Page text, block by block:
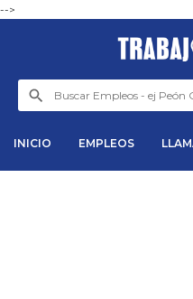
-->
INICIO EMPLEOS